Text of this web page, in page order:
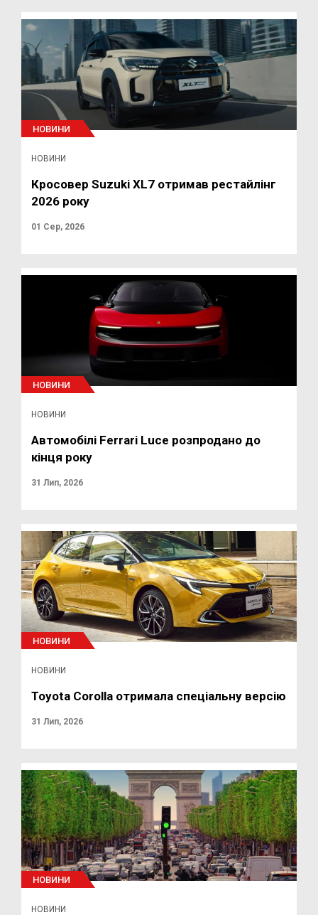
НОВИНИ
НОВИНИ
Кросовер Suzuki XL7 отримав рестайлінг
2026 року
01 Сер, 2026
НОВИНИ
НОВИНИ
Автомобілі Ferrari Luce розпродано до
кінця року
31 Лип, 2026
НОВИНИ
НОВИНИ
Toyota Corolla отримала спеціальну версію
31 Лип, 2026
НОВИНИ
НОВИНИ